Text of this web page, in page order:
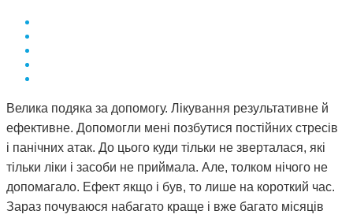
Велика подяка за допомогу. Лікування результативне й
ефективне. Допомогли мені позбутися постійних стресів
і панічних атак. До цього куди тільки не зверталася, які
тільки ліки і засоби не приймала. Але, толком нічого не
допомагало. Ефект якщо і був, то лише на короткий час.
Зараз почуваюся набагато краще і вже багато місяців